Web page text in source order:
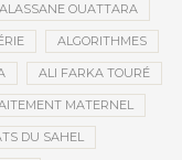
ALASSANE OUATTARA
ALGORITHMES
ALI FARKA TOURÉ
MATERNEL
DU SAHEL